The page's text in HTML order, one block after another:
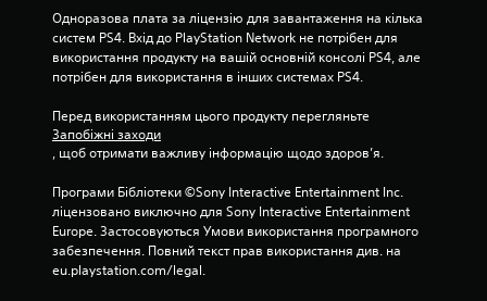
н
Одноразова плата за ліцензію для завантаження на кілька
систем PS4. Вхід до PlayStation Network не потрібен для
використання продукту на вашій основній консолі PS4, але
потрібен для використання в інших системах PS4.
Перед використанням цього продукту перегляньте
Запобіжні заходи
, щоб отримати важливу інформацію щодо здоров’я.
Програми Бібліотеки ©Sony Interactive Entertainment Inc.
ліцензовано виключно для Sony Interactive Entertainment
Europe. Застосовуються Умови використання програмного
забезпечення. Повний текст прав використання див. на
eu.playstation.com/legal.